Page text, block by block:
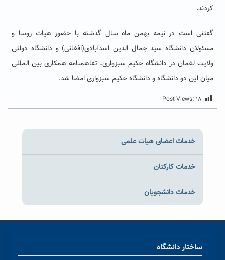
کردند.
گفتنی است در نیمه بهمن ماه سال گذشته با حضور هیات روسا و
مسئولان دانشگاه سید جمال الدین اسدآبادی(افغانی) و دانشگاه دولتی
ولایت لغمان در دانشگاه حکیم سبزواری، تفاهمنامه همکاری بین المللی
میان این دو دانشگاه و دانشگاه حکیم سبزواری امضا شد.
Post Views: ۱۸
خدمات اعضای هیات علمی
خدمات کارکنان
خدمات دانشجویان
ساختار دانشگاه